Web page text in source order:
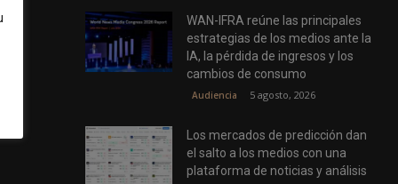
WAN-IFRA reúne las principales
estrategias de los medios ante la
IA, la pérdida de ingresos y los
cambios de consumo
Audiencia 5 agosto, 2026
Los mercados de predicción dan
el salto a los medios con una
plataforma de noticias y análisis